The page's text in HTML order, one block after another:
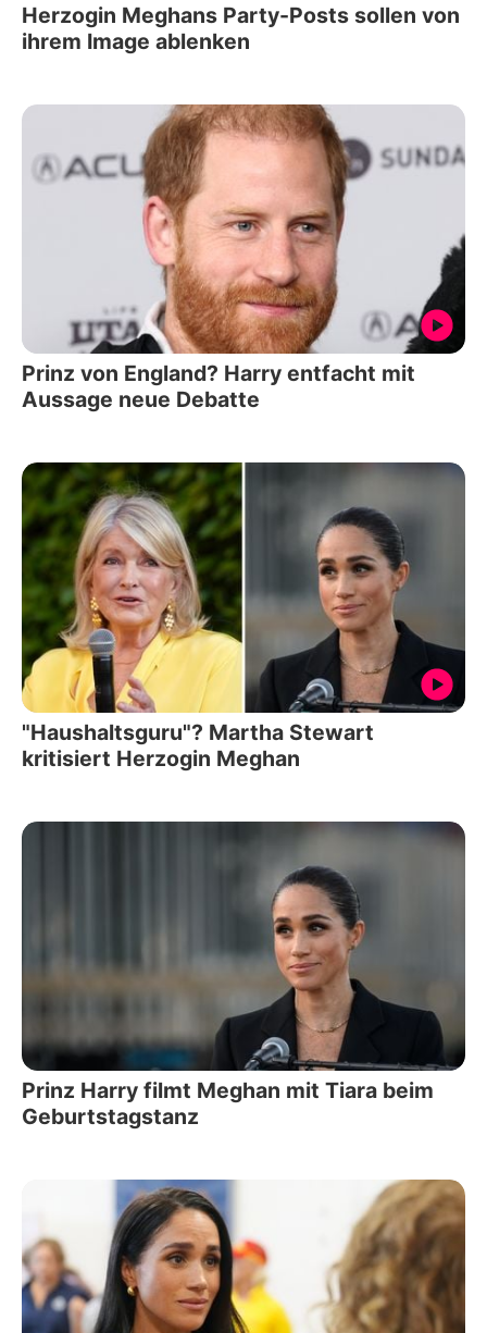
Herzogin Meghans Party-Posts sollen von
ihrem Image ablenken
Prinz von England? Harry entfacht mit
Aussage neue Debatte
"Haushaltsguru"? Martha Stewart
kritisiert Herzogin Meghan
Prinz Harry filmt Meghan mit Tiara beim
Geburtstagstanz